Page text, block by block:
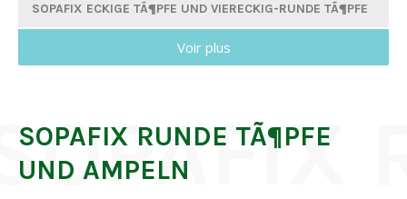
SOPAFIX ECKIGE TÃ¶PFE UND VIERECKIG-RUNDE TÃ¶PFE
Voir plus
SOPAFIX RUNDE TÃ¶PFE
UND AMPELN